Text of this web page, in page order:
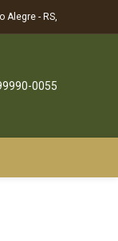
Alegre - RS,
0055